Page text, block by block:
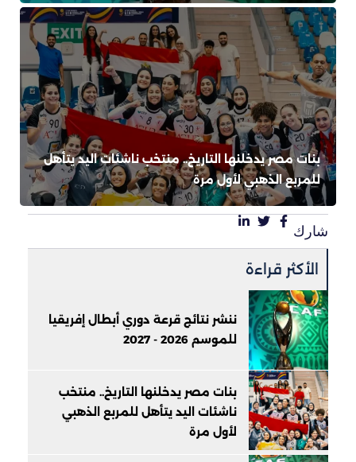
بنات مصر يدخلنها التاريخ.. منتخب ناشئات اليد يتأهل
للمربع الذهبي لأول مرة
شارك
الأكثر قراءة
ننشر نتائج قرعة دوري أبطال إفريقيا
للموسم 2026 - 2027
بنات مصر يدخلنها التاريخ.. منتخب
ناشئات اليد يتأهل للمربع الذهبي
لأول مرة